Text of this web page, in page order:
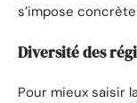
s’impose
Diversité des
Pour mieux saisir